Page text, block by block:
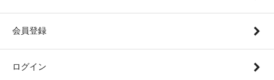
会員登録
ログイン